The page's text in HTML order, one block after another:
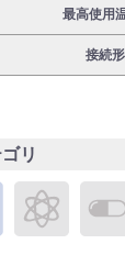
最高使用
接続
リ
パブリックラ